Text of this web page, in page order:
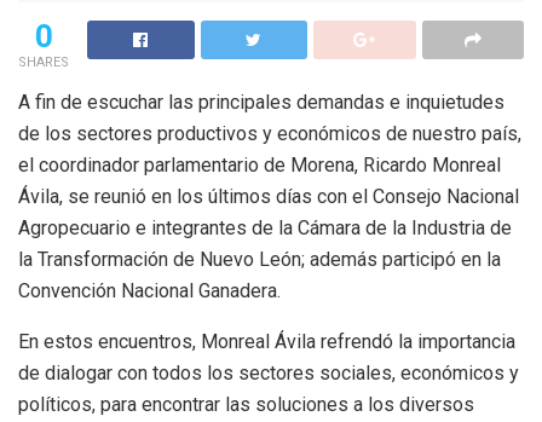
0
SHARES
A fin de escuchar las principales demandas e inquietudes
de los sectores productivos y económicos de nuestro país,
el coordinador parlamentario de Morena, Ricardo Monreal
Ávila, se reunió en los últimos días con el Consejo Nacional
Agropecuario e integrantes de la Cámara de la Industria de
la Transformación de Nuevo León; además participó en la
Convención Nacional Ganadera.
En estos encuentros, Monreal Ávila refrendó la importancia
de dialogar con todos los sectores sociales, económicos y
políticos, para encontrar las soluciones a los diversos